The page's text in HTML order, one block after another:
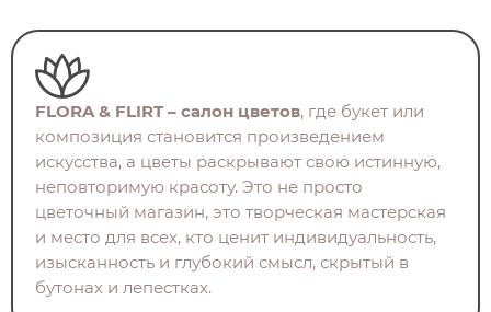
FLORA & FLIRT – салон цветов, где букет или
композиция становится произведением
искусства, а цветы раскрывают свою истинную,
неповторимую красоту. Это не просто
цветочный магазин, это творческая мастерская
и место для всех, кто ценит индивидуальность,
изысканность и глубокий смысл, скрытый в
бутонах и лепестках.